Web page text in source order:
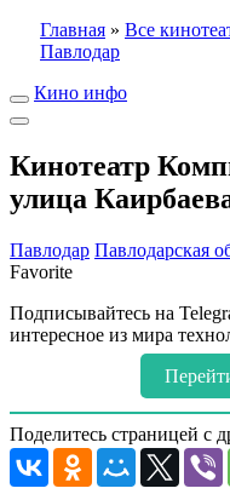
Главная » Все
Павлодар
Кино инфо
Кинотеатр
улица
Павлодар Павлодарская
Favorite
Подписывайтесь на
интересное из мира
Поделитесь страницей с